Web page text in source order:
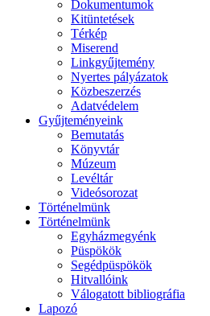
Dokumentumok
Kitüntetések
Térkép
Miserend
Linkgyűjtemény
Nyertes pályázatok
Közbeszerzés
Adatvédelem
Gyűjteményeink
Bemutatás
Könyvtár
Múzeum
Levéltár
Videósorozat
Történelmünk
Történelmünk
Egyházmegyénk
Püspökök
Segédpüspökök
Hitvallóink
Válogatott bibliográfia
Lapozó